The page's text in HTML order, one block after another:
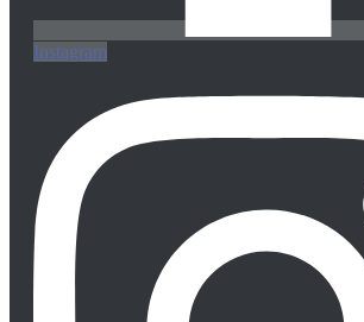
Instagram